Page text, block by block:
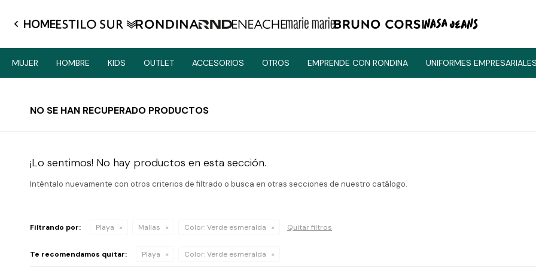
HOME
MUJER HOMBRE KIDS OUTLET ACCESORIOS OTROS EMPRENDE CON RONDINA UNIFORMES
NO SE HAN RECUPERADO PRODUCTOS
¡Lo sentimos! No hay productos en esta sección.
Inténtalo nuevamente con otros criterios de filtrado o busca en otras secciones de nuestro catálogo.
Filtrando por: Playa Mallas Color:Verde esmeralda Quitar filtros
Te recomendamos quitar: Playa Color:Verde esmeralda